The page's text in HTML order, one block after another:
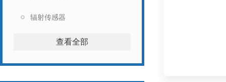
辐射传感器
查看全部